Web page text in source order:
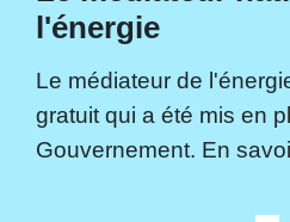
l'énergie
Le médiateur de
gratuit qui a été mis en
Gouvernement. En